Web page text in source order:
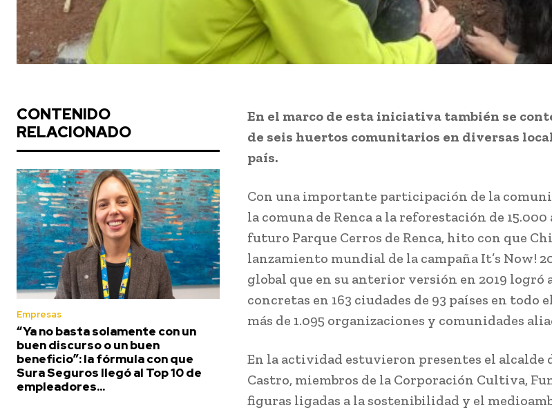
CONTENIDO
RELACIONADO
Empresas
“Ya no basta solamente con un
buen discurso o un buen
beneficio”: la fórmula con que
Sura Seguros llegó al Top 10 de
empleadores...
En el marco de esta iniciativa también se
de seis huertos comunitarios en diversas
país.
Con una importante participación de la
la comuna de Renca a la reforestación de
futuro Parque Cerros de Renca, hito con que
lanzamiento mundial de la campaña It’s Now!
global que en su anterior versión en 2019 logró
concretas en 163 ciudades de 93 países en todo
más de 1.095 organizaciones y comunidades
En la actividad estuvieron presentes el alcalde
Castro, miembros de la Corporación Cultiva,
figuras ligadas a la sostenibilidad y el